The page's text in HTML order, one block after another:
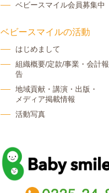
ベビースマイル会員募集中
ベビースマイルの活動
はじめまして
組織概要/定款/事業・会計報
告
地域貢献・講演・出版・
メディア掲載情報
活動写真
baby smile